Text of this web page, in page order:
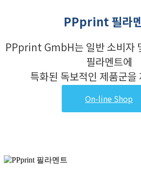
PPprint 필라
PPprint GmbH는 일반 소비자
필라멘트에
특화된 독보적인 제품군을
On-line Shop